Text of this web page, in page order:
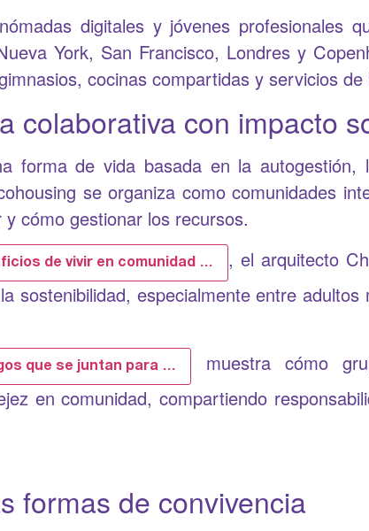
digitales y jóvenes profesionales
York, San Francisco, Londres y
cocinas compartidas y servicios de
colaborativa con impacto
forma de vida basada en la autogestión,
se organiza como comunidades
cómo gestionar los recursos.
de vivir en comunidad …
, el arquitecto
sostenibilidad, especialmente entre
que se juntan para …
muestra cómo
en comunidad, compartiendo
formas de convivencia